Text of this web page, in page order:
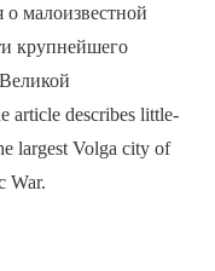
о малоизвестной
крупнейшего
article describes little-
largest Volga city of
War.